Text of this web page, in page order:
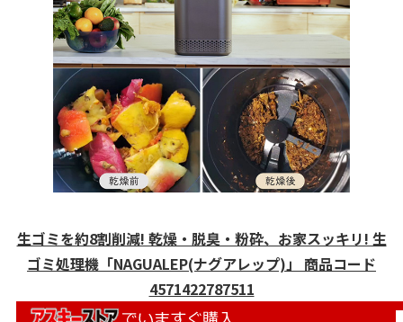
生ゴミを約8割削減! 乾燥・脱臭・粉砕、お家スッキリ! 生
ゴミ処理機「NAGUALEP(ナグアレップ)」 商品コード
4571422787511